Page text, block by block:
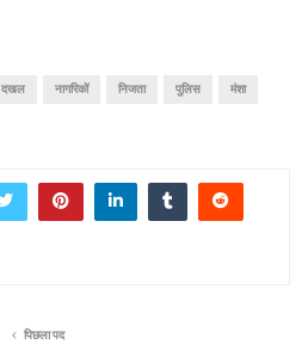
दखल नागरिकों निजता पुलिस मंशा
पिछला पद